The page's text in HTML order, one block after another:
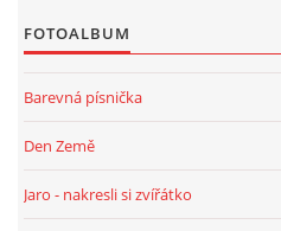
DUŠIČKY
SVATÝ MARTIN
FOTOALBUM
Barevná písnička
Den Země
Jaro - nakresli si zvířátko